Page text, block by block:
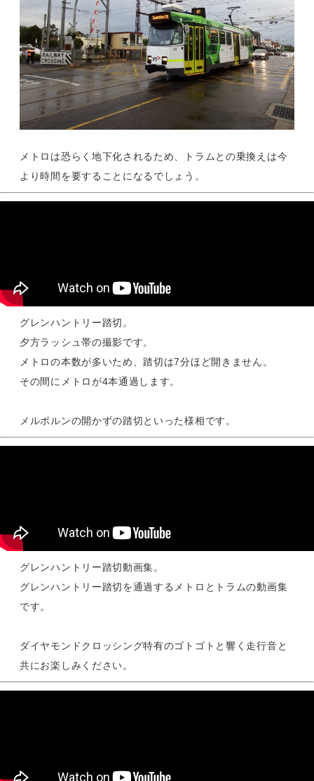
メトロは恐らく地下化されるため、トラムとの乗換えは今
より時間を要することになるでしょう。
グレンハントリー踏切。
夕方ラッシュ帯の撮影です。
メトロの本数が多いため、踏切は7分ほど開きません。
その間にメトロが4本通過します。
メルボルンの開かずの踏切といった様相です。
グレンハントリー踏切動画集。
グレンハントリー踏切を通過するメトロとトラムの動画集
です。
ダイヤモンドクロッシング特有のゴトゴトと響く走行音と
共にお楽しみください。